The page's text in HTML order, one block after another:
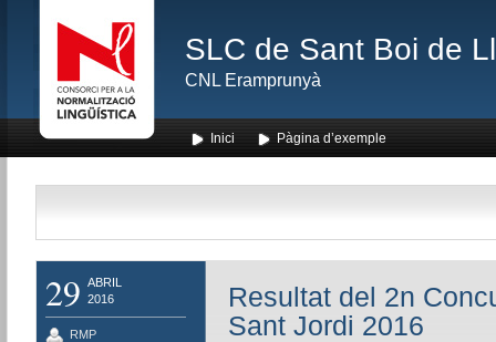
SLC de Sant Boi de
CNL Eramprunyà
Inici Pàgina d’exemple
29 ABRIL
2016
RMP
Resultat del 2n
Sant Jordi 2016